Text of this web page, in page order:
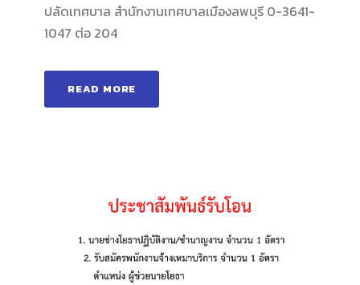
ปลัดเทศบาล สำนักงานเทศบาลเมืองลพบุรี 0-3641-
1047 ต่อ 204
READ MORE